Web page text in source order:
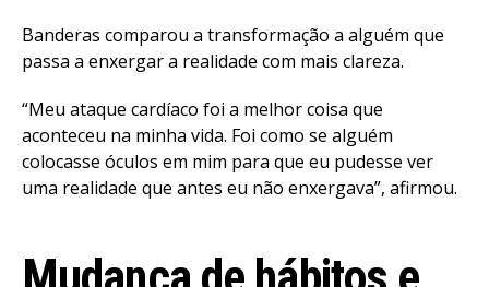
Banderas comparou a transformação a alguém que
passa a enxergar a realidade com mais clareza.
“Meu ataque cardíaco foi a melhor coisa que
aconteceu na minha vida. Foi como se alguém
colocasse óculos em mim para que eu pudesse ver
uma realidade que antes eu não enxergava”, afirmou.